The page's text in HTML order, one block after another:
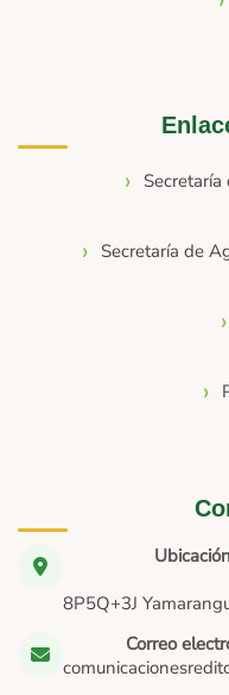
Secretaría
Secretaría de
Ubicación
8P5Q+3J
Correo